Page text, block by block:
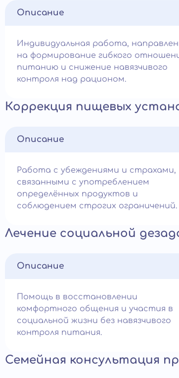
Описание
Индивидуальная работа,
на формирование гибкого
питанию и снижение навязчивого
контроля над рационом.
Коррекция пищевых
Описание
Работа с убеждениями и страхами,
связанными с употреблением
определённых продуктов и
соблюдением строгих ограничений.
Лечение социальной
Описание
Помощь в восстановлении
комфортного общения и участия в
социальной жизни без навязчивого
контроля питания.
Семейная консультация